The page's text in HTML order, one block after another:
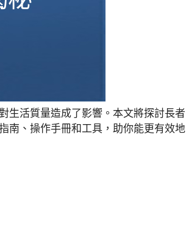
生活質量造成了影響。本文將探討長者
南、操作手冊和工具，助你能更有效地